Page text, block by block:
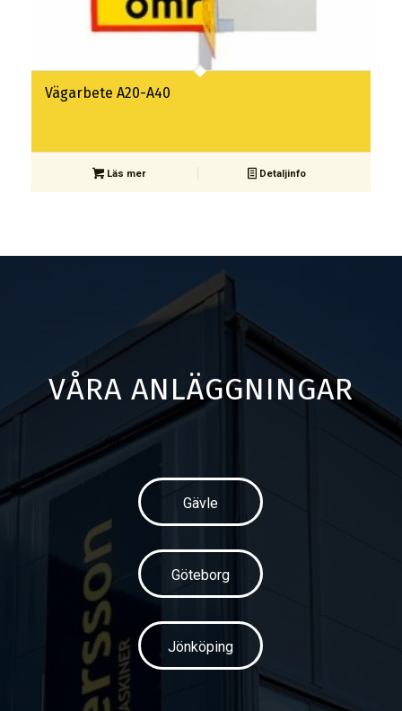
Vägarbete A20-A40
Läs mer Detaljinfo
VÅRA ANLÄGGNINGAR
Gävle
Göteborg
Jönköping